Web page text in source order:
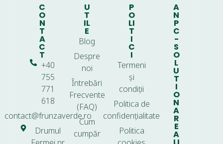
C
O
N
T
A
C
T
+40
755
771
618
contact@frunzaverde.ro
Drumul
U
T
IL
E
Blog
Despre
noi
Întrebări
Frecvente
(FAQ)
Cum
cumpăr
P
O
LI
T
I
C
I
Termeni
și
condiții
Politica de
confidențialitate
Politica
A
N
P
C
-
S
O
L
U
T
I
O
N
A
R
E
A